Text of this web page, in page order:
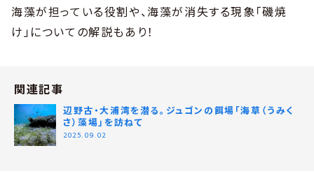
海藻が担っている役割や、海藻が消失する現象「磯焼
け」についての解説もあり！
関連記事
辺野古・大浦湾を潜る。ジュゴンの餌場「海草（うみく
さ）藻場」を訪ねて
2025.09.02